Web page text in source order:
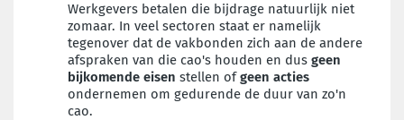
Werkgevers betalen die bijdrage natuurlijk niet
zomaar. In veel sectoren staat er namelijk
tegenover dat de vakbonden zich aan de andere
afspraken van die cao's houden en dus geen
bijkomende eisen stellen ofgeen acties
ondernemen om gedurende de duur van zo'n
cao.